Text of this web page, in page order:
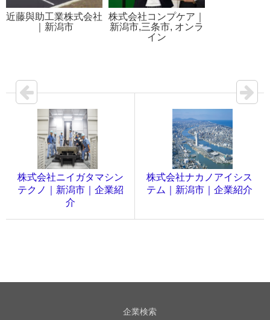
近藤與助工業株式会社
｜新潟市
株式会社コンプケア｜
新潟市,三条市, オンラ
イン
株式会社ニイガタマシン
テクノ｜新潟市｜企業紹
介
株式会社ナカノアイシス
テム｜新潟市｜企業紹介
企業検索